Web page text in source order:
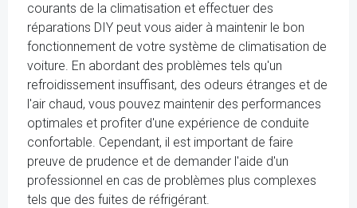
courants de la climatisation et effectuer des
réparations DIY peut vous aider à maintenir le bon
fonctionnement de votre système de climatisation de
voiture. En abordant des problèmes tels qu'un
refroidissement insuffisant, des odeurs étranges et de
l'air chaud, vous pouvez maintenir des performances
optimales et profiter d'une expérience de conduite
confortable. Cependant, il est important de faire
preuve de prudence et de demander l'aide d'un
professionnel en cas de problèmes plus complexes
tels que des fuites de réfrigérant.